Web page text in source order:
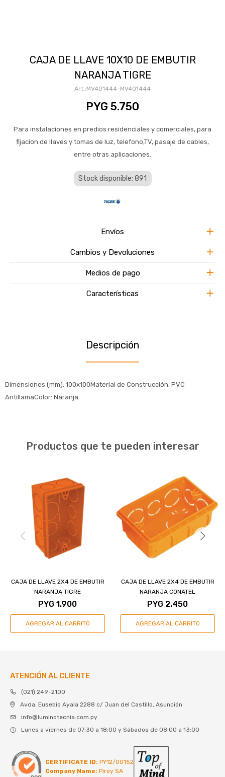
CAJA DE LLAVE 10X10 DE EMBUTIR
NARANJA TIGRE
MV401444-MV401444
PYG 5.750
Para instalaciones en predios residenciales y comerciales, para
fijacion de llaves y tomas de luz, telefono,TV, pasaje de cables,
entre otras aplicaciones.
Stock disponible: 891
Envíos
Cambios y Devoluciones
Medios de pago
Características
Descripción
Dimensiones (mm): 100x100Material de Construcción: PVC
AntillamaColor: Naranja
Productos que te pueden interesar
CAJA DE LLAVE 2X4 DE EMBUTIR
NARANJA TIGRE
PYG 1.900
CAJA DE LLAVE 2X4 DE EMBUTIR
NARANJA CONATEL
PYG 2.450
ATENCIÓN AL CLIENTE
(021) 249-2100
Avda. Eusebio Ayala 2288 c/ Juan del Castillo, Asunción
info@luminotecnia.com.py
Lunes a viernes de 07:30 a 18:00 y Sábados de 08:00 a 13:00
CERTIFICATE ID: PY12/00152
Company Name: Piroy SA